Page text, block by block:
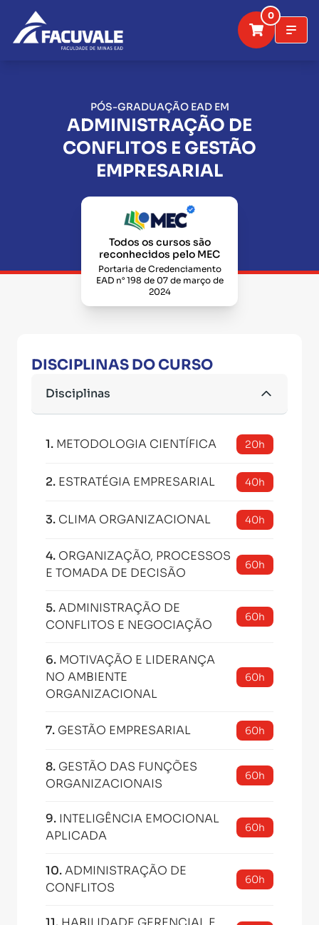
0
PÓS-GRADUAÇÃO EAD EM
ADMINISTRAÇÃO DE
CONFLITOS E GESTÃO
EMPRESARIAL
Todos os cursos são
reconhecidos pelo MEC
Portaria de Credenciamento
EAD n° 198 de 07 de março de
2024
DISCIPLINAS DO CURSO
Disciplinas
1. METODOLOGIA CIENTÍFICA 20h
2. ESTRATÉGIA EMPRESARIAL 40h
3. CLIMA ORGANIZACIONAL 40h
4. ORGANIZAÇÃO, PROCESSOS
E TOMADA DE DECISÃO
60h
5.ADMINISTRAÇÃO DE
CONFLITOS E NEGOCIAÇÃO
60h
6. MOTIVAÇÃO E LIDERANÇA
NO AMBIENTE
ORGANIZACIONAL
60h
7. GESTÃO EMPRESARIAL 60h
8. GESTÃO DAS FUNÇÕES
ORGANIZACIONAIS
60h
9. INTELIGÊNCIA EMOCIONAL
APLICADA
60h
10.ADMINISTRAÇÃO DE
CONFLITOS
60h